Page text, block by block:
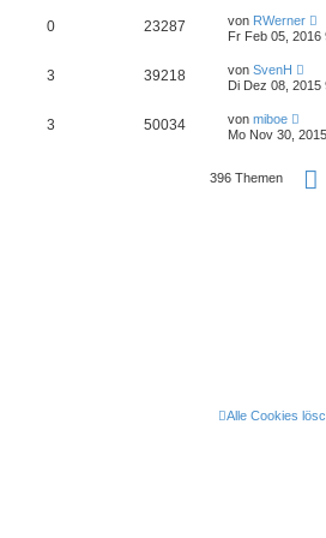
0 23287 von RWerner
Fr Feb 05, 2016
3 39218 von SvenH
Di Dez 08, 2015
3 50034 von miboe
Mo Nov 30,
396 Themen
Alle Cookies